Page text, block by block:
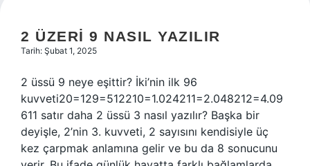
2 ÜZERI 9 NASIL YAZILIR
Tarih: Şubat 1, 2025
2 üssü 9 neye eşittir? İki’nin ilk 96
kuvveti20=129=512210=1.024211=2.048212=4.09
611 satır daha 2 üssü 3 nasıl yazılır? Başka bir
deyişle, 2’nin 3. kuvveti, 2 sayısını kendisiyle üç
kez çarpmak anlamına gelir ve bu da 8 sonucunu